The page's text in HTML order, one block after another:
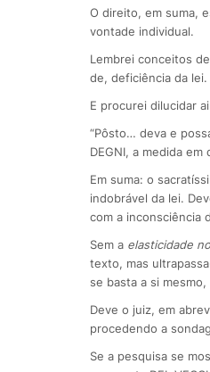
O direito, em suma,
vontade individual.
Lembrei conceitos
de, deficiência da lei.
E procurei dilucidar
“Pôsto… deva e
DEGNI, a medida
Em suma: o
indobrável da lei.
com a inconsciência
Sem a elasticidade
texto, mas
se basta a si
Deve o juiz, em
procedendo a
Se a pesquisa se